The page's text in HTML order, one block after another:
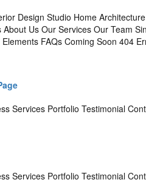
Design Studio Home
Us Our Services Our Team
FAQs Coming Soon 404
Services Portfolio Testimonial
Services Portfolio Testimonial